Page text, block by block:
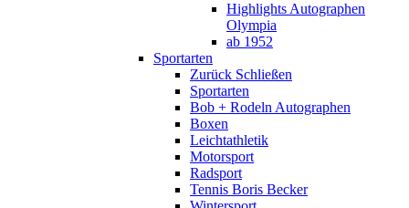
Highlights Autographen
Olympia
ab 1952
Sportarten
Zurück Schließen
Sportarten
Bob + Rodeln Autographen
Boxen
Leichtathletik
Motorsport
Radsport
Tennis Boris Becker